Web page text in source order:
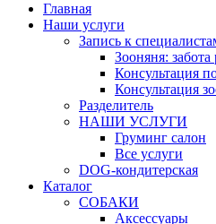
Главная
Наши услуги
Запись к
Зооняня: забота
Консультация
Консультация
Pазделитель
НАШИ УСЛУГИ
Груминг салон
Все услуги
DOG-кондитерская
Каталог
СОБАКИ
Аксессуары